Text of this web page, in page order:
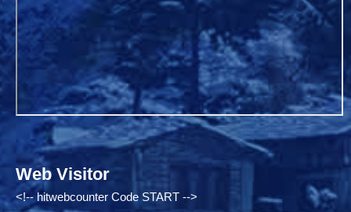
Web Visitor
<!-- hitwebcounter Code START -->